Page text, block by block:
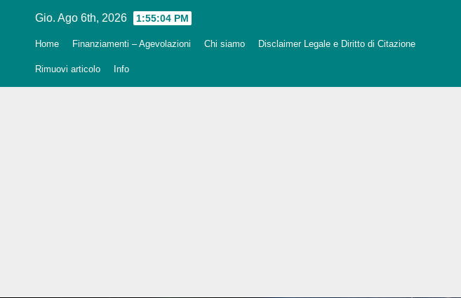
Gio. Ago 6th, 2026 1:55:05 PM
Home Finanziamenti – Agevolazioni Chi siamo Disclaimer Legale e Diritto di Citazione
Rimuovi articolo Info